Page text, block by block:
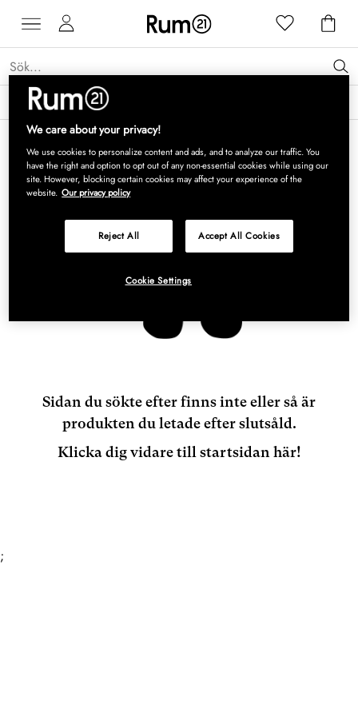
Få 15 % rabatt på Grythyttan Stålmöbler* →
Sidan du sökte efter finns inte eller så är
produkten du letade efter slutsåld.
Klicka dig vidare till startsidan här!
;
We care about your privacy!
We use cookies to personalize content and ads, and to analyze our traffic. You
have the right and option to opt out of any non-essential cookies while using our
site. However, blocking certain cookies may affect your experience of the
website. Our privacy policy
Reject All Accept All Cookies
Cookie Settings